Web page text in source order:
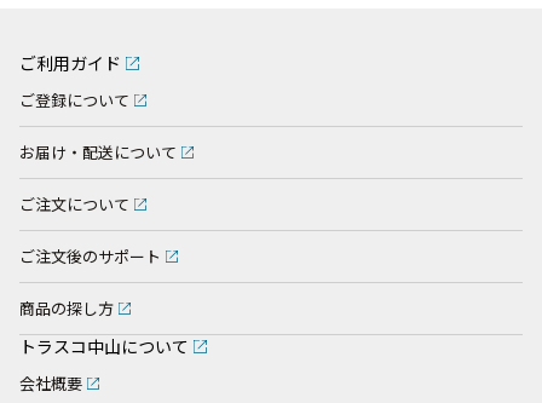
ご利用ガイド
ご登録について
お届け・配送について
ご注文について
ご注文後のサポート
商品の探し方
トラスコ中山について
会社概要